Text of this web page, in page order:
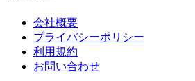
会社概要
プライバシーポリシー
利用規約
お問い合わせ